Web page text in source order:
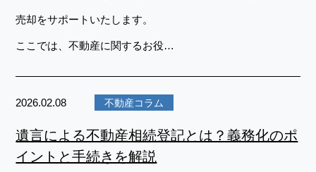
売却をサポートいたします。
ここでは、不動産に関するお役…
遺言による不動産相続登記とは？義務化のポ
イントと手続きを解説
2026.02.08 不動産コラム